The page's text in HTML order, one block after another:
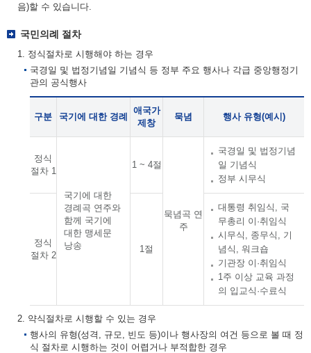
음)할 수 있습니다.
국민의례 절차
1. 정식절차로 시행해야 하는 경우
국경일 및 법정기념일 기념식 등 정부 주요 행사나 각급 중앙행정기
관의 공식행사
구분 국기에 대한 경례
애국가
제창
묵념 행사 유형(예시)
정식
절차 1
국기에 대한
경례곡 연주와
함께 국기에
대한 맹세문
낭송
1 ~ 4절
묵념곡 연
주
국경일 및 법정기념
일 기념식
정부 시무식
정식
절차 2
1절
대통령 취임식, 국
무총리 이·취임식
시무식, 종무식, 기
념식, 워크숍
기관장 이·취임식
1주 이상 교육 과정
의 입교식·수료식
2. 약식절차로 시행할 수 있는 경우
행사의 유형(성격, 규모, 빈도 등)이나 행사장의 여건 등으로 볼 때 정
식 절차로 시행하는 것이 어렵거나 부적합한 경우